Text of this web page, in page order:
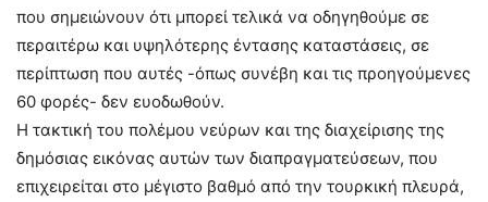
που σημειώνουν ότι μπορεί τελικά να οδηγηθούμε σε
περαιτέρω και υψηλότερης έντασης καταστάσεις, σε
περίπτωση που αυτές -όπως συνέβη και τις προηγούμενες
60 φορές- δεν ευοδωθούν.
Η τακτική του πολέμου νεύρων και της διαχείρισης της
δημόσιας εικόνας αυτών των διαπραγματεύσεων, που
επιχειρείται στο μέγιστο βαθμό από την τουρκική πλευρά,